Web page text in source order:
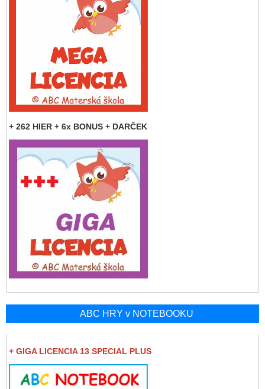
+ 262 HIER + 6x BONUS + DARČEK
ABC HRY v NOTEBOOKU
+ GIGA LICENCIA 13 SPECIAL PLUS